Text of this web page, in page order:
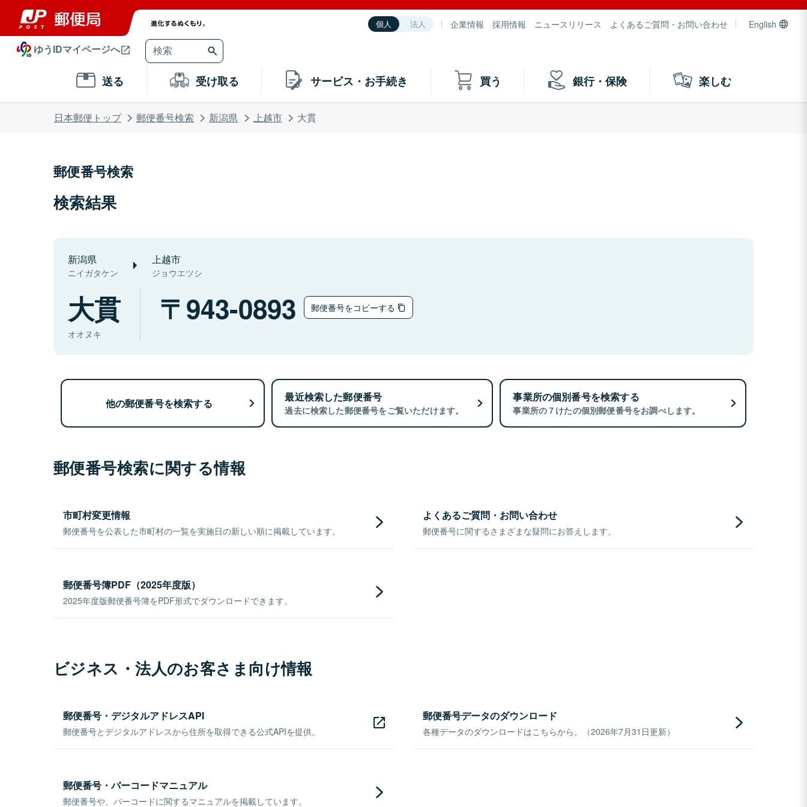
個人 法人 企業情報 採用情報 ニュースリリース よくあるご質問・お問い合わせ English
ゆうIDマイページへ
送る 受け取る サービス・お手続き 買う 銀行・保険 楽しむ
日本郵便トップ 郵便番号検索 新潟県 上越市 大貫
郵便番号検索
検索結果
新潟県
ニイガタケン
上越市
ジョウエツシ
大貫
オオヌキ
943-0893 郵便番号をコピーする
他の郵便番号を検索する 最近検索した郵便番号
過去に検索した郵便番号をご覧いただけます。
事業所の個別番号を検索する
事業所の７けたの個別郵便番号をお調べします。
郵便番号検索に関する情報
市町村変更情報
郵便番号を公表した市町村の一覧を実施日の新しい順に掲載しています。
よくあるご質問・お問い合わせ
郵便番号に関するさまざまな疑問にお答えします。
郵便番号簿PDF（2025年度版）
2025年度版郵便番号簿をPDF形式でダウンロードできます。
ビジネス・法人のお客さま向け情報
郵便番号・デジタルアドレスAPI
郵便番号とデジタルアドレスから住所を取得できる公式APIを提供。
郵便番号データのダウンロード
各種データのダウンロードはこちらから。（2026年7月31日更新）
郵便番号・バーコードマニュアル
郵便番号や、バーコードに関するマニュアルを掲載しています。